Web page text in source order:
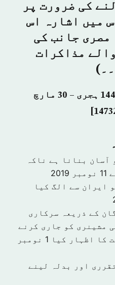
کی ضرورت پر
میں اشارہ اس
مصری جانب کی
مذاکرات
ہفتہ 23 رجب المرجب 1440 ہجری – 30 مارچ
آسان بنانا ہے ناکہ
11 نومبر 2019
ایران سے الگ کیا
کے ذریعہ سرکاری
مشینری کو جاری کرنے
کا اظہار کیا
1 نومبر
اور بدلہ لینے